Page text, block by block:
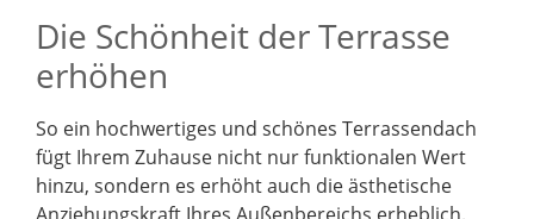
Die Schönheit der Terrasse
erhöhen
So ein hochwertiges und schönes Terrassendach
fügt Ihrem Zuhause nicht nur funktionalen Wert
hinzu, sondern es erhöht auch die ästhetische